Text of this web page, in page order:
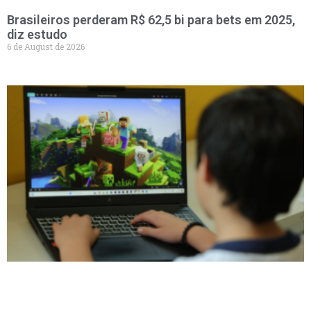
Brasileiros perderam R$ 62,5 bi para bets em 2025,
diz estudo
6 de August de 2026